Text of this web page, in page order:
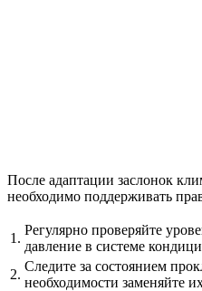
После адаптации заслонок
необходимо поддерживать
1.
Регулярно проверяйте
давление в системе
2.
Следите за состоянием
необходимости заменяйте